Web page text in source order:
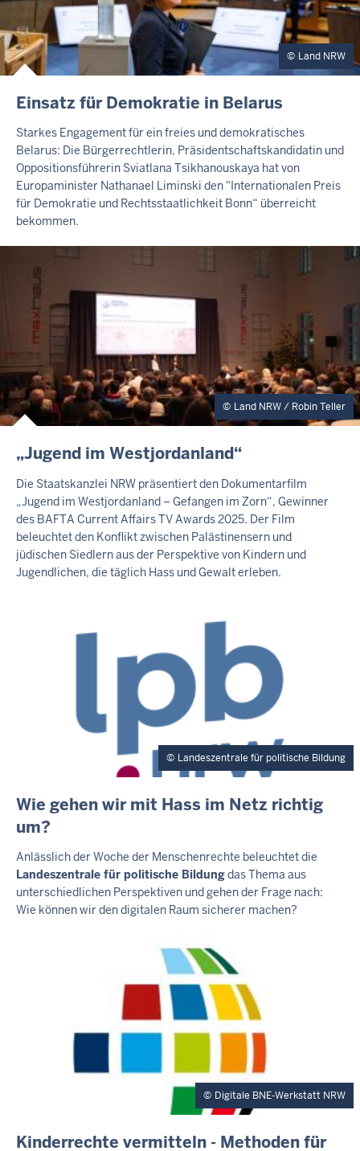
Land NRW
E
T
E
N
E
R
T
Einsatz für Demokratie in Belarus
Starkes Engagement für ein freies und demokratisches
Belarus: Die Bürgerrechtlerin, Präsidentschaftskandidatin und
Oppositionsführerin Sviatlana Tsikhanouskaya hat von
Europaminister Nathanael Liminski den "Internationalen Preis
für Demokratie und Rechtsstaatlichkeit Bonn“ überreicht
bekommen.
Land NRW / Robin Teller
N
H
L
T
S
S
E
„Jugend im Westjordanland“
Die Staatskanzlei NRW präsentiert den Dokumentarfilm
„Jugend im Westjordanland – Gefangen im Zorn“, Gewinner
des BAFTA Current Affairs TV Awards 2025. Der Film
beleuchtet den Konflikt zwischen Palästinensern und
jüdischen Siedlern aus der Perspektive von Kindern und
Jugendlichen, die täglich Hass und Gewalt erleben.
Landeszentrale für politische Bildung
E
T
R
N
E
R
Wie gehen wir mit Hass im Netz richtig
um?
Anlässlich der Woche der Menschenrechte beleuchtet die
Landeszentrale für politische Bildungdas Thema aus
unterschiedlichen Perspektiven und gehen der Frage nach:
Wie können wir den digitalen Raum sicherer machen?
Digitale BNE-Werkstatt NRW
E
Kinderrechte vermitteln - Methoden für